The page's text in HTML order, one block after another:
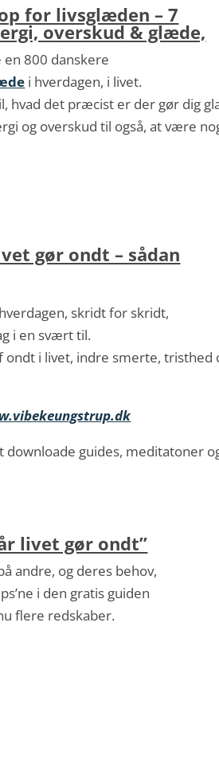
for livsglæden – 7
overskud & glæde,
800 danskere
i hverdagen, i livet.
hvad det præcist er der gør dig
og overskud til også, at være
gør ondt – sådan
skridt for skridt,
i en svært til.
ondt i livet, indre smerte, tristhed
downloade guides, meditatoner
livet gør ondt”
andre, og deres behov,
i den gratis guiden
flere redskaber.